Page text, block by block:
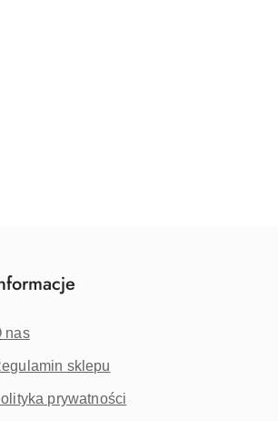
nas
sklepu
prywatności